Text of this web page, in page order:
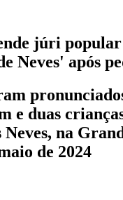
júri
Neves' após
e duas
na
de 2024